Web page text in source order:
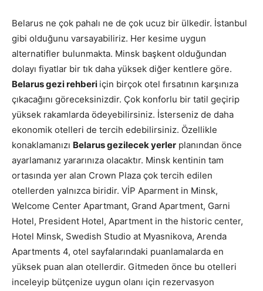
Belarus ne çok pahalı ne de çok ucuz bir ülkedir. İstanbul
gibi olduğunu varsayabiliriz. Her kesime uygun
alternatifler bulunmakta. Minsk başkent olduğundan
dolayı fiyatlar bir tık daha yüksek diğer kentlere göre.
Belarus gezi rehberi için birçok otel fırsatının karşınıza
çıkacağını göreceksinizdir. Çok konforlu bir tatil geçirip
yüksek rakamlarda ödeyebilirsiniz. İsterseniz de daha
ekonomik otelleri de tercih edebilirsiniz. Özellikle
konaklamanızı Belarus gezilecek yerler planından önce
ayarlamanız yararınıza olacaktır. Minsk kentinin tam
ortasında yer alan Crown Plaza çok tercih edilen
otellerden yalnızca biridir. VİP Aparment in Minsk,
Welcome Center Apartmant, Grand Apartment, Garni
Hotel, President Hotel, Apartment in the historic center,
Hotel Minsk, Swedish Studio at Myasnikova, Arenda
Apartments 4, otel sayfalarındaki puanlamalarda en
yüksek puan alan otellerdir. Gitmeden önce bu otelleri
inceleyip bütçenize uygun olanı için rezervasyon